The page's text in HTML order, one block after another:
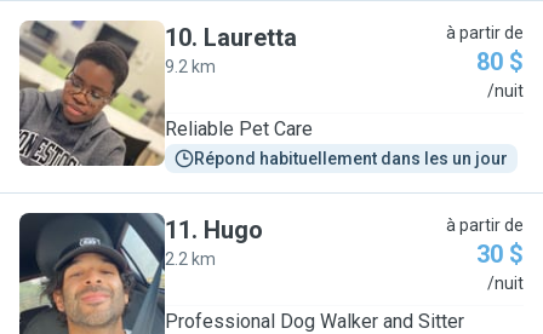
L
10. Lauretta
9.2 km
à partir de
80 $
/nuit
Reliable Pet Care
Répond habituellement dans les un jour
H
11. Hugo
2.2 km
à partir de
30 $
/nuit
Professional Dog Walker and Sitter